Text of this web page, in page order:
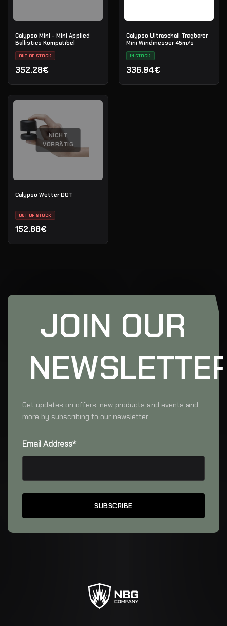
Calypso Mini - Mini Applied
Ballistics Kompatibel
OUT OF STOCK
352.28€
Calypso Ultraschall Tragbarer
Mini Windmesser 45m/s
IN STOCK
336.94€
NICHT
VORRÄTIG
Calypso Wetter DOT
OUT OF STOCK
152.88€
JOIN OUR
Get updates on offers, new products and events and
more by subscribing to our newsletter.
Email Address*